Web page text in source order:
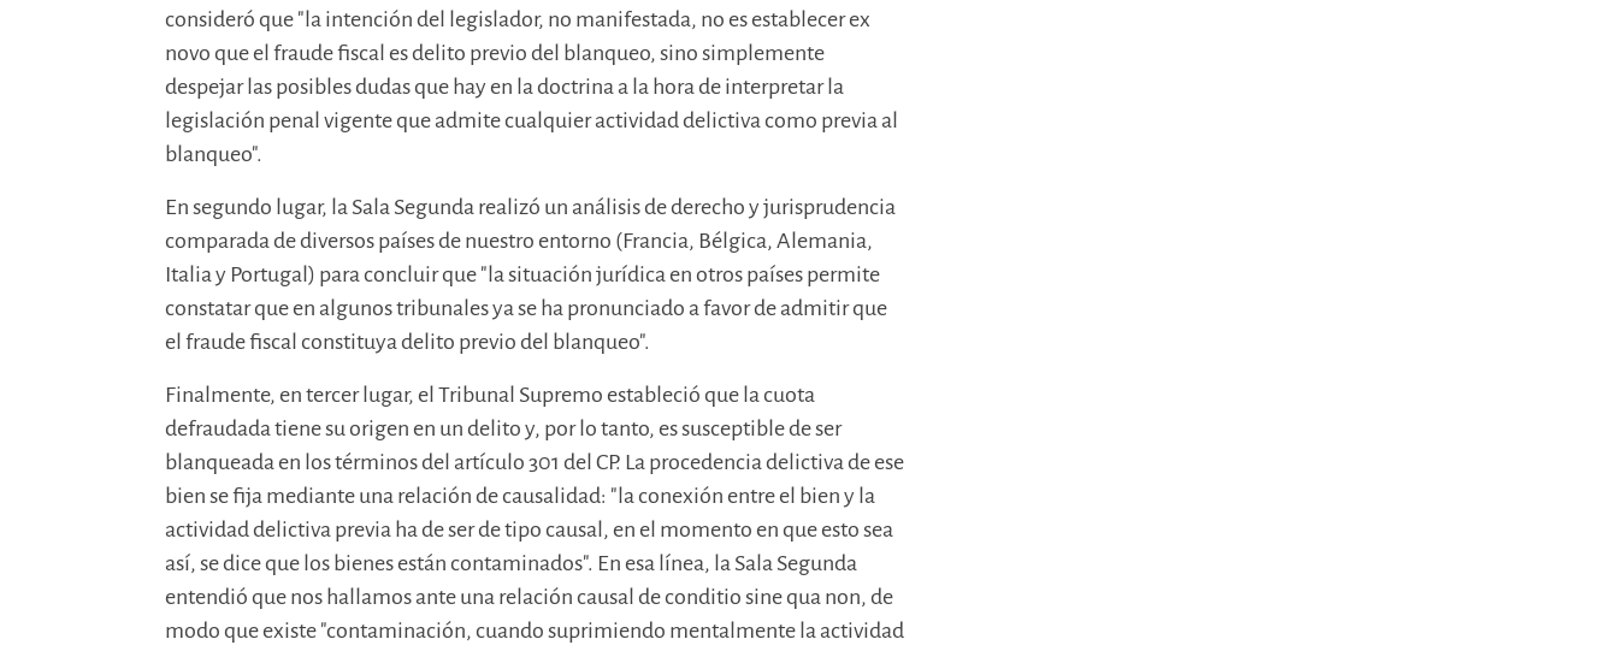
consideró que "la intención del legislador, no manifestada, no es establecer ex
novo que el fraude fiscal es delito previo del blanqueo, sino simplemente
despejar las posibles dudas que hay en la doctrina a la hora de interpretar la
legislación penal vigente que admite cualquier actividad delictiva como previa al
blanqueo".
En segundo lugar, la Sala Segunda realizó un análisis de derecho y jurisprudencia
comparada de diversos países de nuestro entorno (Francia, Bélgica, Alemania,
Italia y Portugal) para concluir que "la situación jurídica en otros países permite
constatar que en algunos tribunales ya se ha pronunciado a favor de admitir que
el fraude fiscal constituya delito previo del blanqueo".
Finalmente, en tercer lugar, el Tribunal Supremo estableció que la cuota
defraudada tiene su origen en un delito y, por lo tanto, es susceptible de ser
blanqueada en los términos del artículo 301 del CP. La procedencia delictiva de ese
bien se fija mediante una relación de causalidad: "la conexión entre el bien y la
actividad delictiva previa ha de ser de tipo causal, en el momento en que esto sea
así, se dice que los bienes están contaminados". En esa línea, la Sala Segunda
entendió que nos hallamos ante una relación causal de conditio sine qua non, de
modo que existe "contaminación, cuando suprimiendo mentalmente la actividad